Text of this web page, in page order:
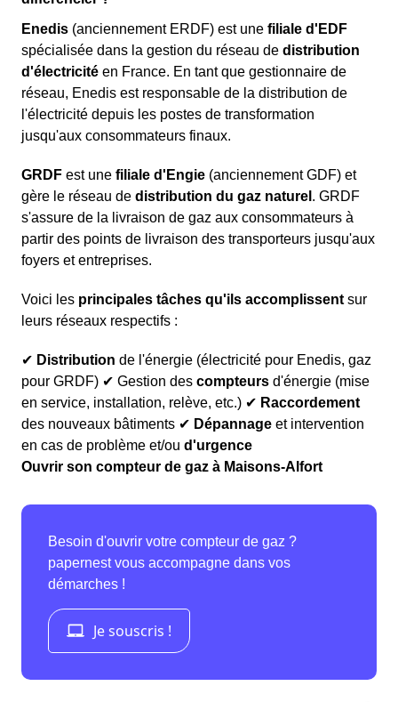
Enedis (anciennement ERDF) est une filiale d'EDF
spécialisée dans la gestion du réseau de distribution
d'électricité en France. En tant que gestionnaire de
réseau, Enedis est responsable de la distribution de
l'électricité depuis les postes de transformation
jusqu'aux consommateurs finaux.
GRDF est une filiale d'Engie (anciennement GDF) et
gère le réseau de distribution du gaz naturel . GRDF
s'assure de la livraison de gaz aux consommateurs à
partir des points de livraison des transporteurs jusqu'aux
foyers et entreprises.
Voici les principales tâches qu'ils accomplissent sur
leurs réseaux respectifs :
✔ Distribution de l'énergie (électricité pour Enedis, gaz
pour GRDF) ✔ Gestion des compteurs d'énergie (mise
en service, installation, relève, etc.) ✔ Raccordement
des nouveaux bâtiments ✔ Dépannage et intervention
en cas de problème et/ou d'urgence
Ouvrir son compteur de gaz à Maisons-Alfort